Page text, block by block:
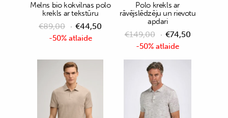
-50% atlaide
Melns bio kokvilnas polo
krekls ar tekstūru
€89,00 €44,50
-50% atlaide
Polo krekls ar
rāvējslēdzēju un rievotu
apdari
€149,00 €74,50